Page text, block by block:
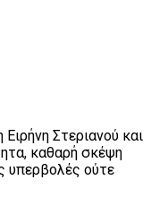
Στεριανού και
καθαρή σκέψη
υπερβολές ούτε